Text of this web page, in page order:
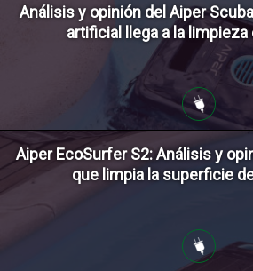
Análisis y opinión del Aiper
artificial llega a la
Aiper EcoSurfer S2: Análisis y
que limpia la superficie